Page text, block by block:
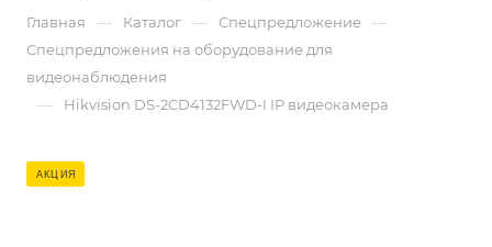
Главная — Каталог — Спецпредложение —
Спецпредложения на оборудование для
видеонаблюдения
— Hikvision DS-2CD4132FWD-I IP видеокамера
АКЦИЯ